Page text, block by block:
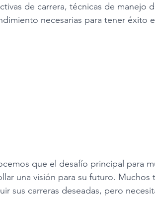
de carrera, técnicas de manejo
necesarias para tener éxito
que el desafío principal para
una visión para su futuro.
sus carreras deseadas, pero